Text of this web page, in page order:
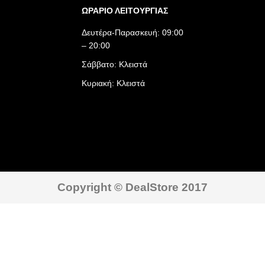
ΩΡΑΡΙΟ ΛΕΙΤΟΥΡΓΙΑΣ​
Δευτέρα-Παρασκευή: 09:00
– 20:00
Σάββατο: Κλειστά
Κυριακή: Κλειστά
Copyright © DealStore 2017